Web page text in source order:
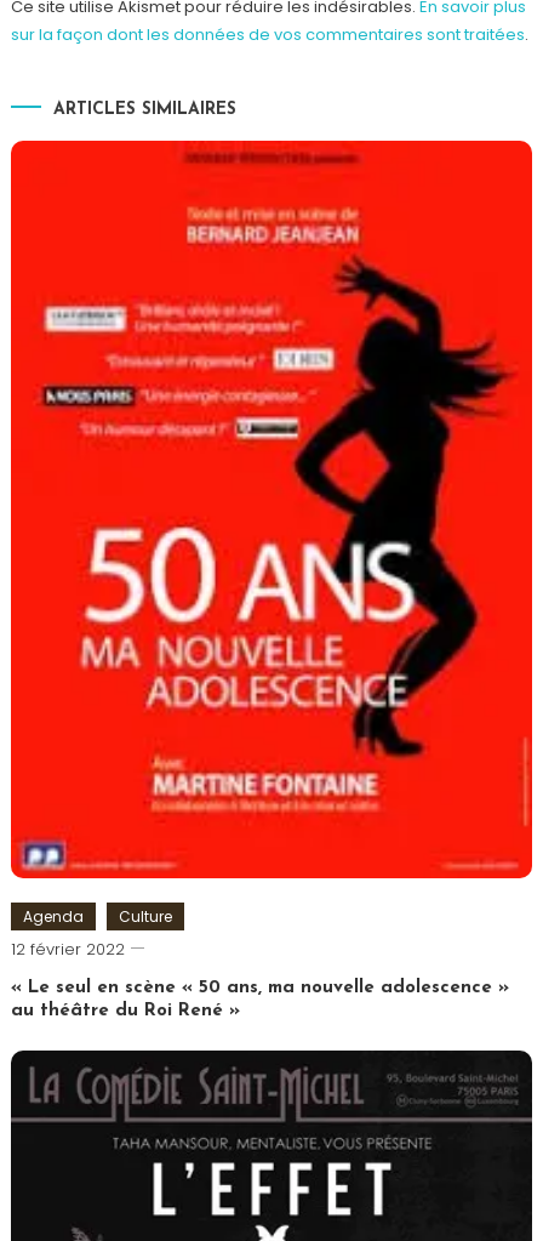
Ce site utilise Akismet pour réduire les indésirables. En savoir plus
sur la façon dont les données de vos commentaires sont traitées.
ARTICLES SIMILAIRES
Agenda Culture
12 février 2022
Cédric
Cilia
« Le seul en scène « 50 ans, ma nouvelle adolescence »
au théâtre du Roi René »